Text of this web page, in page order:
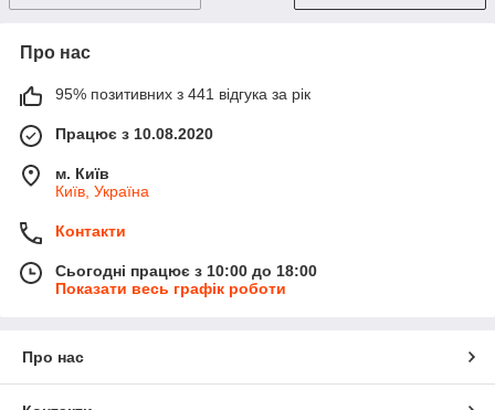
Про нас
95% позитивних з 441 відгука за рік
Працює з 10.08.2020
м. Київ
Київ, Україна
Контакти
Сьогодні працює з 10:00 до 18:00
Показати весь графік роботи
Про нас